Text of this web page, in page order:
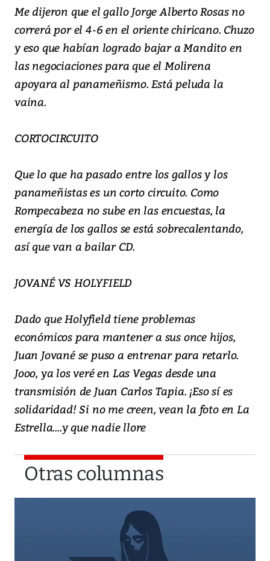
Me dijeron que el gallo Jorge Alberto Rosas no
correrá por el 4-6 en el oriente chiricano. Chuzo
y eso que habían logrado bajar a Mandito en
las negociaciones para que el Molirena
apoyara al panameñismo. Está peluda la
vaina.
CORTOCIRCUITO
Que lo que ha pasado entre los gallos y los
panameñistas es un corto circuito. Como
Rompecabeza no sube en las encuestas, la
energía de los gallos se está sobrecalentando,
así que van a bailar CD.
JOVANÉ VS HOLYFIELD
Dado que Holyfield tiene problemas
económicos para mantener a sus once hijos,
Juan Jované se puso a entrenar para retarlo.
Jooo, ya los veré en Las Vegas desde una
transmisión de Juan Carlos Tapia. ¡Eso sí es
solidaridad! Si no me creen, vean la foto en La
Estrella....y que nadie llore
Otras columnas